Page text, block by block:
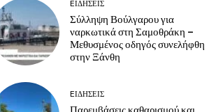
EΙΔΗΣΕΙΣ
Σύλληψη Βούλγαρου για
ναρκωτικά στη Σαμοθράκη –
Μεθυσμένος οδηγός συνελήφθη
στην Ξάνθη
EΙΔΗΣΕΙΣ